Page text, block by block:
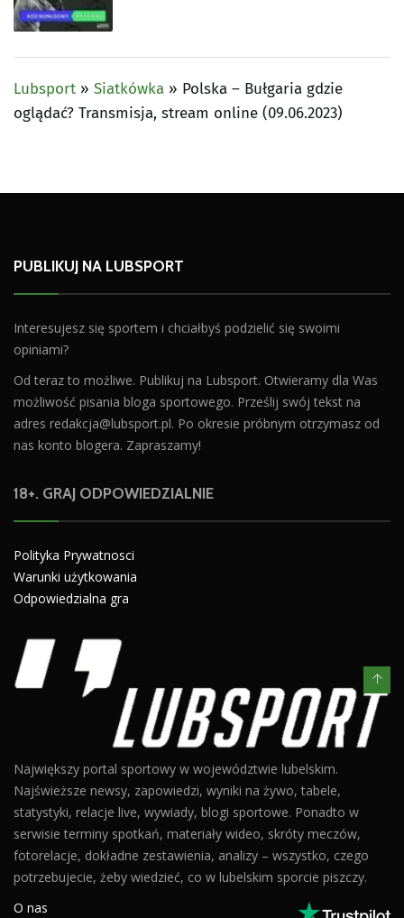
Lubsport » Siatkówka » Polska – Bułgaria gdzie
oglądać? Transmisja, stream online (09.06.2023)
PUBLIKUJ NA LUBSPORT
Interesujesz się sportem i chciałbyś podzielić się swoimi
opiniami?
Od teraz to możliwe. Publikuj na Lubsport. Otwieramy dla Was
możliwość pisania bloga sportowego. Prześlij swój tekst na
adres redakcja@lubsport.pl. Po okresie próbnym otrzymasz od
nas konto blogera. Zapraszamy!
18+. GRAJ ODPOWIEDZIALNIE
Polityka Prywatnosci
Warunki użytkowania
Odpowiedzialna gra
Największy portal sportowy w województwie lubelskim.
Najświeższe newsy, zapowiedzi, wyniki na żywo, tabele,
statystyki, relacje live, wywiady, blogi sportowe. Ponadto w
serwisie terminy spotkań, materiały wideo, skróty meczów,
fotorelacje, dokładne zestawienia, analizy – wszystko, czego
potrzebujecie, żeby wiedzieć, co w lubelskim sporcie piszczy.
O nas